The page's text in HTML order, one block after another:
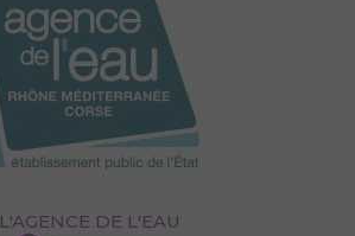
L'AGENCE DE L'EAU